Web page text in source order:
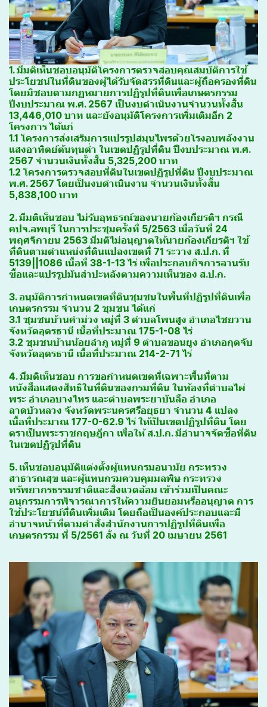
1. มีมติเห็นชอบอนุมัติโครงการตรวจสอบคุณสมบัติการใช้
ประโยชน์ในที่ดินของผู้ได้รับจัดสรรที่ดินและผู้ถือครองที่ดิน
โดยมิชอบตามกฏหมายการปฏิรูปที่ดินเพื่อเกษตรกรรม
ปีงบประมาณ พ.ศ. 2567 เป็นงบดำเนินงานจำนวนทั้งสิ้น
13,446,010 บาท และยังอนุมัติโครงการเพิ่มเติมอีก 2
โครงการ ได้แก่
1.1 โครงการส่งเสริมการแปรรูปสมุนไพรด้วยโรงอบพลังงาน
แสงอาทิตย์ต้นทุนต่ำ ในเขตปฏิรูปที่ดิน ปีงบประมาณ พ.ศ.
2567 จำนวนเงินทั้งสิ้น 5,325,200 บาท
1.2 โครงการตรวจสอบที่ดินในเขตปฏิรูปที่ดิน ปีงบประมาณ
พ.ศ. 2567 โดยเป็นงบดำเนินงาน จำนวนเงินทั้งสิ้น
5,838,100 บาท
2. มีมติเห็นชอบ ไม่รับอุทธรณ์ของนายก้องเกียรติฯ กรณี
คปจ.ลพบุรี ในการประชุมครั้งที่ 5/2563 เมื่อวันที่ 24
พฤศจิกายน 2563 มีมติไม่อนุญาตให้นายก้องเกียรติฯ ใช้
ที่ดินตามตำแหน่งที่ดินแปลงเขตที่ 71 ระวาง ส.ป.ก. ที่
5139||1086 เนื้อที่ 38-1-13 ไร่ เพื่อประกอบกิจการลานรับ
ซื้อและแปรรูปมันสำปะหลังตามความเห็นของ ส.ป.ก.
3. อนุมัติการกำหนดเขตที่ดินชุมชนในพื้นที่ปฏิรูปที่ดินเพื่อ
เกษตรกรรม จำนวน 2 ชุมชน ได้แก่
3.1 ชุมชนบ้านคำม่วง หมู่ที่ 3 ตำบลโพนสูง อำเภอไชยวาน
จังหวัดอุดรธานี เนื้อที่ประมาณ 175-1-08 ไร่
3.2 ชุมชนบ้านน้อยลำภู หมู่ที่ 9 ตำบลขอนยูง อำเภอกุดจับ
จังหวัดอุดรธานี เนื้อที่ประมาณ 214-2-71 ไร่
4. มีมติเห็นชอบ การขอกำหนดเขตที่เฉพาะพื้นที่ตาม
หนังสือแสดงสิทธิในที่ดินของกรมที่ดิน ในท้องที่ตำบลไผ่
พระ อำเภอบางไทร และตำบลพระยาบันลือ อำเภอ
ลาดบัวหลวง จังหวัดพระนครศรีอยุธยา จำนวน 4 แปลง
เนื้อที่ประมาณ 177-0-62.9 ไร่ ให้เป็นเขตปฏิรูปที่ดิน โดย
ตราเป็นพระราชกฤษฎีกา เพื่อให้ ส.ป.ก. มีอำนาจจัดซื้อที่ดิน
ในเขตปฏิรูปที่ดิน
5. เห็นชอบอนุมัติแต่งตั้งผู้แทนกรมอนามัย กระทรวง
สาธารณสุข และผู้แทนกรมควบคุมมลพิษ กระทรวง
ทรัพยากรธรรมชาติและสิ่งแวดล้อม เข้าร่วมเป็นคณะ
อนุกรรมการพิจารณาการให้ความยินยอมหรืออนุญาต การ
ใช้ประโยชน์ที่ดินเพิ่มเติม โดยถือเป็นองค์ประกอบและมี
อำนาจหน้าที่ตามคำสั่งสำนักงานการปฏิรูปที่ดินเพื่อ
เกษตรกรรม ที่ 5/2561 สั่ง ณ วันที่ 20 เมษายน 2561